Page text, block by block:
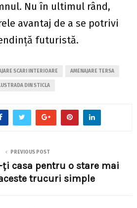
Nu în ultimul rând,
avantaj de a se potrivi
futuristă.
SCARI INTERIOARE AMENAJARE TERSA
DIN STICLA
PREVIOUS POST
ți casa pentru o stare mai
trucuri simple